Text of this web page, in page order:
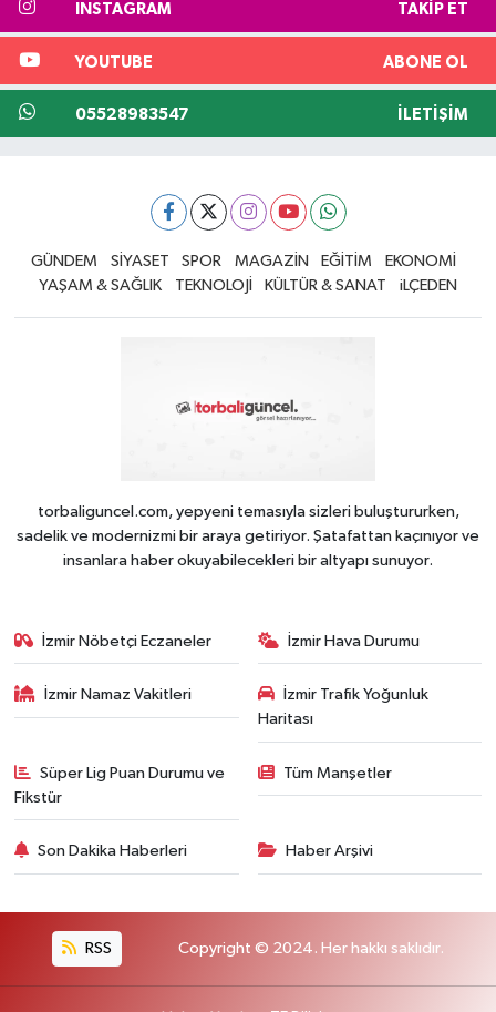
INSTAGRAM TAKIP ET
YOUTUBE ABONE OL
05528983547 İLETIŞIM
GÜNDEM SİYASET SPOR MAGAZİN EĞİTİM
EKONOMİ
YAŞAM & SAĞLIK
TEKNOLOJİ KÜLTÜR & SANAT iLÇEDEN
torbaliguncel.com, yepyeni temasıyla sizleri buluştururken,
sadelik ve modernizmi bir araya getiriyor. Şatafattan kaçınıyor ve
insanlara haber okuyabilecekleri bir altyapı sunuyor.
İzmir Nöbetçi Eczaneler İzmir Hava Durumu
İzmir Namaz Vakitleri
İzmir Trafik Yoğunluk
Haritası
Süper Lig Puan Durumu ve
Fikstür
Tüm Manşetler
Son Dakika Haberleri Haber Arşivi
RSS Copyright © 2024. Her hakkı saklıdır.